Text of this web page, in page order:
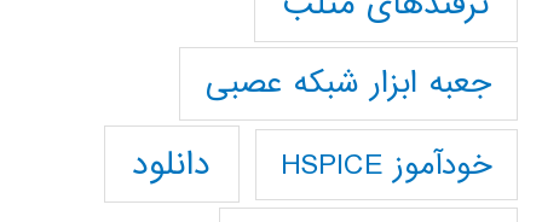
جعبه ابزار شبکه عصبی
خودآموز HSPICE دانلود